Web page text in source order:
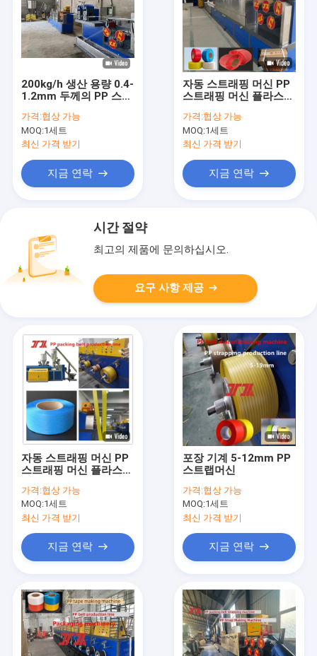
200kg/h 생산 용량 0.4-
1.2mm 두께의 PP 스트
가격:협상 가능
MOQ:1세트
최신 가격 받기
지금 연락
자동 스트래핑 머신 PP
스트래핑 머신 플라스틱
프 엑스트루더 PLC 제
어
가격:협상 가능
MOQ:1세트
최신 가격 받기
지금 연락
시간 절약
최고의 제품에 문의하십시오.
요구 사항 제공
자동 스트래핑 머신 PP
스트래핑 머신 플라스틱
프 엑스트루더 PLC 제
어
가격:협상 가능
MOQ:1세트
최신 가격 받기
지금 연락
포장 기계 5-12mm PP
스트랩머신
가격:협상 가능
MOQ:1세트
최신 가격 받기
지금 연락